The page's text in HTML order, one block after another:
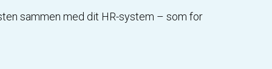
sammen med dit HR-system – som for